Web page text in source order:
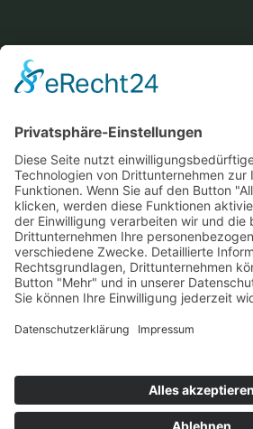
Der Verein
Vereinsportrait
Spielstätten
Jugendarbeit
Mitglied werden
Sozialgebäude
Sponsoren
Formulare & Dokumente